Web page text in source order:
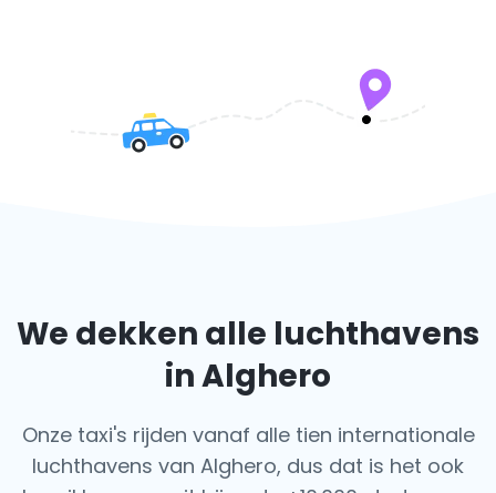
We dekken alle luchthavens
in Alghero
Onze taxi's rijden vanaf alle tien internationale
luchthavens van Alghero, dus dat is het ook